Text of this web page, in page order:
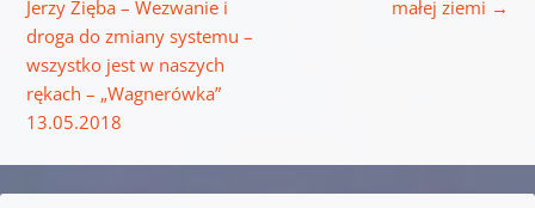
Jerzy Zięba – Wezwanie i
droga do zmiany systemu –
wszystko jest w naszych
rękach – „Wagnerówka”
13.05.2018
małej ziemi →